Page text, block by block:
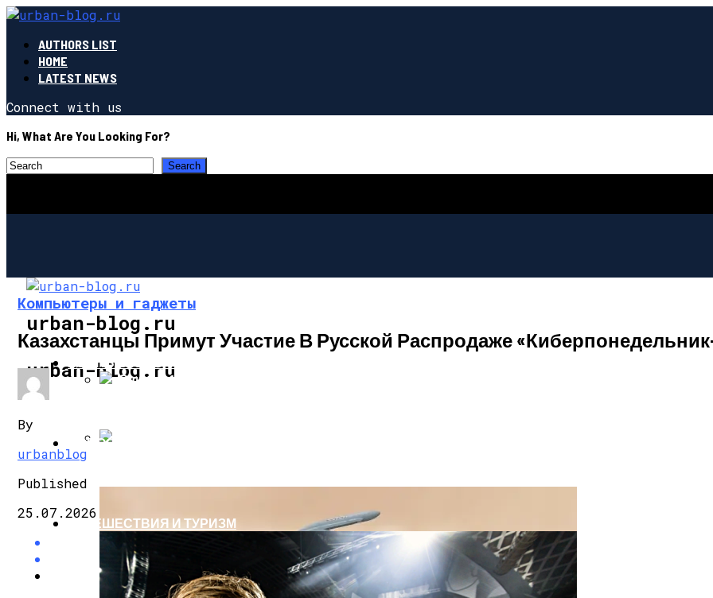
AUTHORS LIST
HOME
LATEST NEWS
Connect with us
Hi, What Are You Looking For?
urban-blog.ru
urban-blog.ru
КОМПЬЮТЕРЫ И ГАДЖЕТЫ
НОВОСТИ
ПУТЕШЕСТВИЯ И ТУРИЗМ
Компьютеры и гаджеты
Казахстанцы Примут Участие В Русской Распродаже «Киберпонедельник-
By
urbanblog
Published
25.07.2026